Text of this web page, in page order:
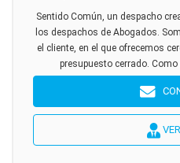
Sentido Común, un despacho
los despachos de Abogados.
el cliente, en el que ofrecemos
presupuesto cerrado.